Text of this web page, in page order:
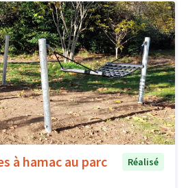
à hamac au parc
Réalisé